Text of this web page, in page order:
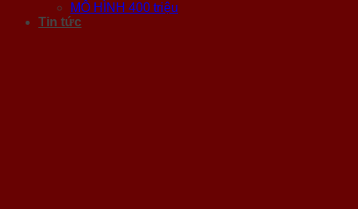
MÔ HÌNH 400 triệu
Tin tức